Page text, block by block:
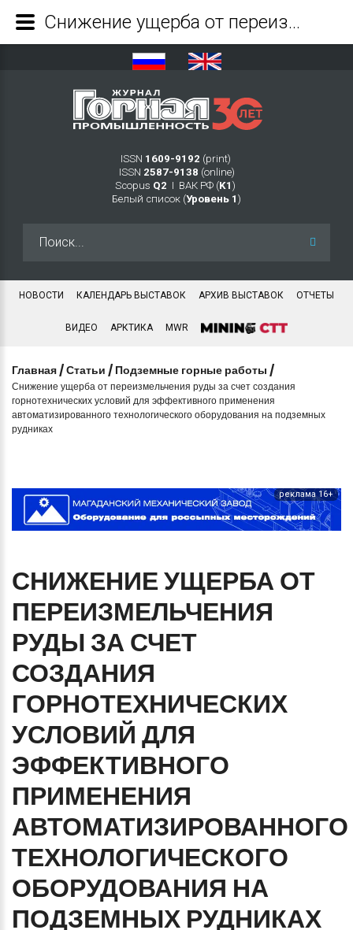
ISSN 1609-9192 (print)
ISSN 2587-9138 (online)
Scopus Q2 Ι ВАК РФ (K1 )
Белый список (Уровень 1 )
НОВОСТИ КАЛЕНДАРЬ ВЫСТАВОК АРХИВ ВЫСТАВОК ОТЧЕТЫ
ВИДЕО АРКТИКА MWR
Главная /Статьи / Подземные горные работы /
Снижение ущерба от переизмельчения руды за счет создания
горнотехнических условий для эффективного применения
автоматизированного технологического оборудования на подземных
рудниках
реклама 16+
СНИЖЕНИЕУЩЕРБА ОТ
ПЕРЕИЗМЕЛЬЧЕНИЯ
РУДЫ ЗА СЧЕТ
СОЗДАНИЯ
ГОРНОТЕХНИЧЕСКИХ
УСЛОВИЙ ДЛЯ
ЭФФЕКТИВНОГО
ПРИМЕНЕНИЯ
АВТОМАТИЗИРОВАННОГО
ТЕХНОЛОГИЧЕСКОГО
ОБОРУДОВАНИЯ НА
ПОДЗЕМНЫХ РУДНИКАХ
Снижение ущерба от переизмельчения руды за счет создания горнотехнических условий для эффективного применения автоматизированного технологического оборудования на подземных рудниках - Журнал Горная промышленность